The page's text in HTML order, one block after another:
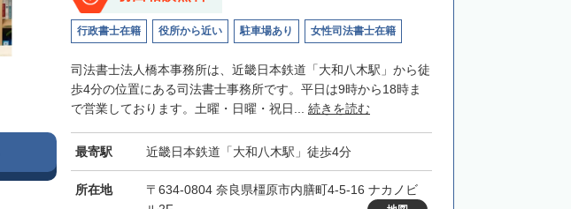
行政書士在籍 役所から近い 駐車場あり 女性司法書士在籍
司法書士法人橋本事務所は、近畿日本鉄道「大和八木駅」から徒
歩4分の位置にある司法書士事務所です。平日は9時から18時ま
で営業しております。土曜・日曜・祝日... 続きを読む
最寄駅 近畿日本鉄道「大和八木駅」徒歩4分
所在地
〒634-0804 奈良県橿原市内膳町4-5-16 ナカノビ